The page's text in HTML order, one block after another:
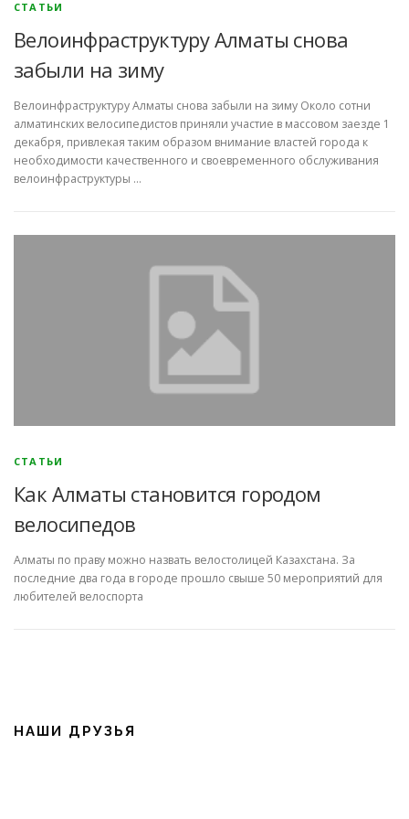
СТАТЬИ
Велоинфраструктуру Алматы снова
забыли на зиму
Велоинфраструктуру Алматы снова забыли на зиму Около сотни
алматинских велосипедистов приняли участие в массовом заезде 1
декабря, привлекая таким образом внимание властей города к
необходимости качественного и своевременного обслуживания
велоинфраструктуры …
СТАТЬИ
Как Алматы становится городом
велосипедов
Алматы по праву можно назвать велостолицей Казахстана. За
последние два года в городе прошло свыше 50 мероприятий для
любителей велоспорта
НАШИ ДРУЗЬЯ